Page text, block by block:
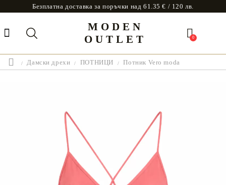
Безплатна доставка за поръчки над 61.35 € / 120 лв.
MODEN
OUTLET
0
Дамски дрехи ПОТНИЦИ Потник Vero moda